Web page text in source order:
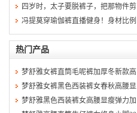
四岁时，太子要脱裤子，把那物件剪
冯提莫穿瑜伽裤直播健身！身材比例
热门产品
梦舒雅女裤直筒毛呢裤加厚冬新款高
梦舒雅女裤黑色西装裤女春秋高腰显
梦舒雅黑色西装裤女高腰显瘦弹力加